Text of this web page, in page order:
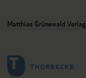
Matthias Grünewald Verlag